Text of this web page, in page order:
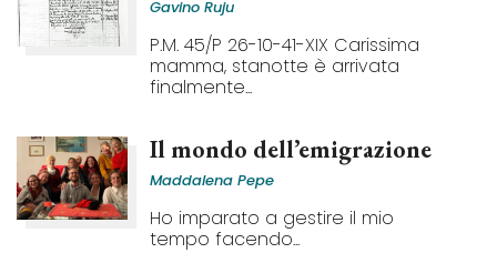
Gavino Ruju
P.M. 45/P 26-10-41-XIX Carissima
mamma, stanotte è arrivata
finalmente...
Il mondo dell’emigrazione
Maddalena Pepe
Ho imparato a gestire il mio
tempo facendo...